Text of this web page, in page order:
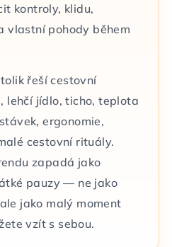
kontroly, klidu,
vlastní pohody během
řeší cestovní
lehčí jídlo, ticho, teplota
ergonomie,
cestovní rituály.
zapadá jako
pauzy — ne jako
jako malý moment
vzít s sebou.